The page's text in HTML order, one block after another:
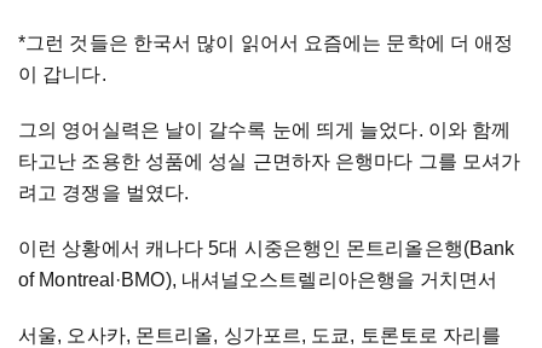
*그런 것들은 한국서 많이 읽어서 요즘에는 문학에 더 애정
이 갑니다.
그의 영어실력은 날이 갈수록 눈에 띄게 늘었다. 이와 함께
타고난 조용한 성품에 성실 근면하자 은행마다 그를 모셔가
려고 경쟁을 벌였다.
이런 상황에서 캐나다 5대 시중은행인 몬트리올은행(Bank
of Montreal ·BMO), 내셔널오스트렐리아은행을 거치면서
서울, 오사카, 몬트리올, 싱가포르, 도쿄, 토론토로 자리를